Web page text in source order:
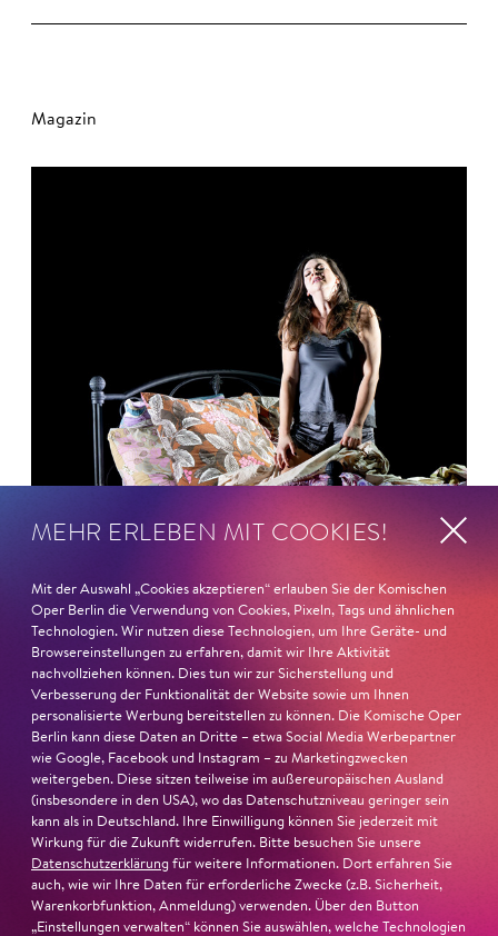
Magazin
26. Juni 2026
Ambur Braid für DER FAUST
nominiert
Ambur Braid ist für den Deutschen Theaterpreis DER
FAUST nominiert in der Kategorie »Darsteller:in
Musiktheater«. Ihr eindrucksvolles Rollendebüt als
MEHR ERLEBEN MIT COOKIES!
Mit der Auswahl „Cookies akzeptieren“ erlauben Sie der Komischen
Oper Berlin die Verwendung von Cookies, Pixeln, Tags und ähnlichen
Technologien. Wir nutzen diese Technologien, um Ihre Geräte- und
Browsereinstellungen zu erfahren, damit wir Ihre Aktivität
nachvollziehen können. Dies tun wir zur Sicherstellung und
Verbesserung der Funktionalität der Website sowie um Ihnen
personalisierte Werbung bereitstellen zu können. Die Komische Oper
Berlin kann diese Daten an Dritte – etwa Social Media Werbepartner
wie Google, Facebook und Instagram – zu Marketingzwecken
weitergeben. Diese sitzen teilweise im außereuropäischen Ausland
(insbesondere in den USA), wo das Datenschutzniveau geringer sein
kann als in Deutschland. Ihre Einwilligung können Sie jederzeit mit
Wirkung für die Zukunft widerrufen. Bitte besuchen Sie unsere
Datenschutzerklärung für weitere Informationen. Dort erfahren Sie
auch, wie wir Ihre Daten für erforderliche Zwecke (z.B. Sicherheit,
Warenkorbfunktion, Anmeldung) verwenden. Über den Button
„Einstellungen verwalten“ können Sie auswählen, welche Technologien